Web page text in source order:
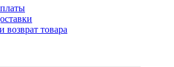
возврат товара